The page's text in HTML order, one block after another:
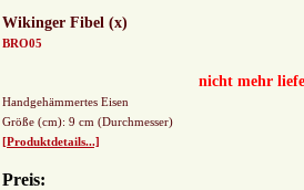
Wikinger Fibel (x)
BRO05
nicht mehr
Handgehämmertes Eisen
Größe (cm): 9 cm (Durchmesser)
[Produktdetails...]
Preis: